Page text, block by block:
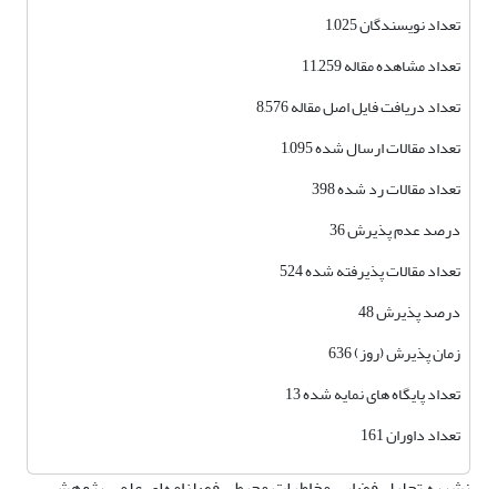
تعداد نویسندگان 1,025
تعداد مشاهده مقاله 11,259
تعداد دریافت فایل اصل مقاله 8,576
تعداد مقالات ارسال شده 1,095
تعداد مقالات رد شده 398
درصد عدم پذیرش 36
تعداد مقالات پذیرفته شده 524
درصد پذیرش 48
زمان پذیرش (روز) 636
تعداد پایگاه های نمایه شده 13
تعداد داوران 161